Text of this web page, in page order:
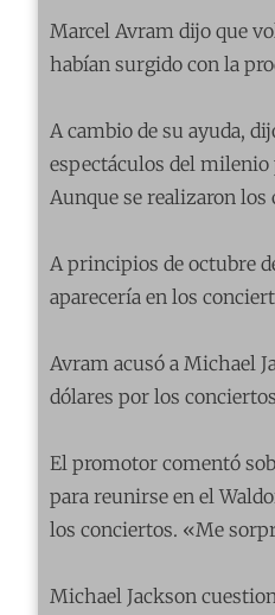
Marcel Avram dijo que
habían surgido con la
A cambio de su ayuda,
espectáculos del milenio
Aunque se realizaron
A principios de octubre
aparecería en los
Avram acusó a Michael
dólares por los
El promotor comentó
para reunirse en el
los conciertos. «Me
Michael Jackson